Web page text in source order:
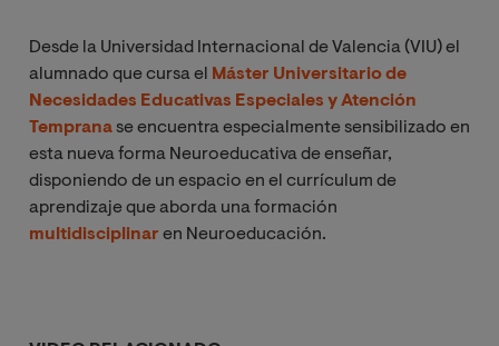
Desde la Universidad Internacional de Valencia (VIU) el
alumnado que cursa el
Máster Universitario de
Necesidades Educativas Especiales y Atención
Tempranase encuentra especialmente sensibilizado en
esta nueva forma Neuroeducativa de enseñar,
disponiendo de un espacio en el currículum de
aprendizaje que aborda una formación
multidisciplinar en Neuroeducación.